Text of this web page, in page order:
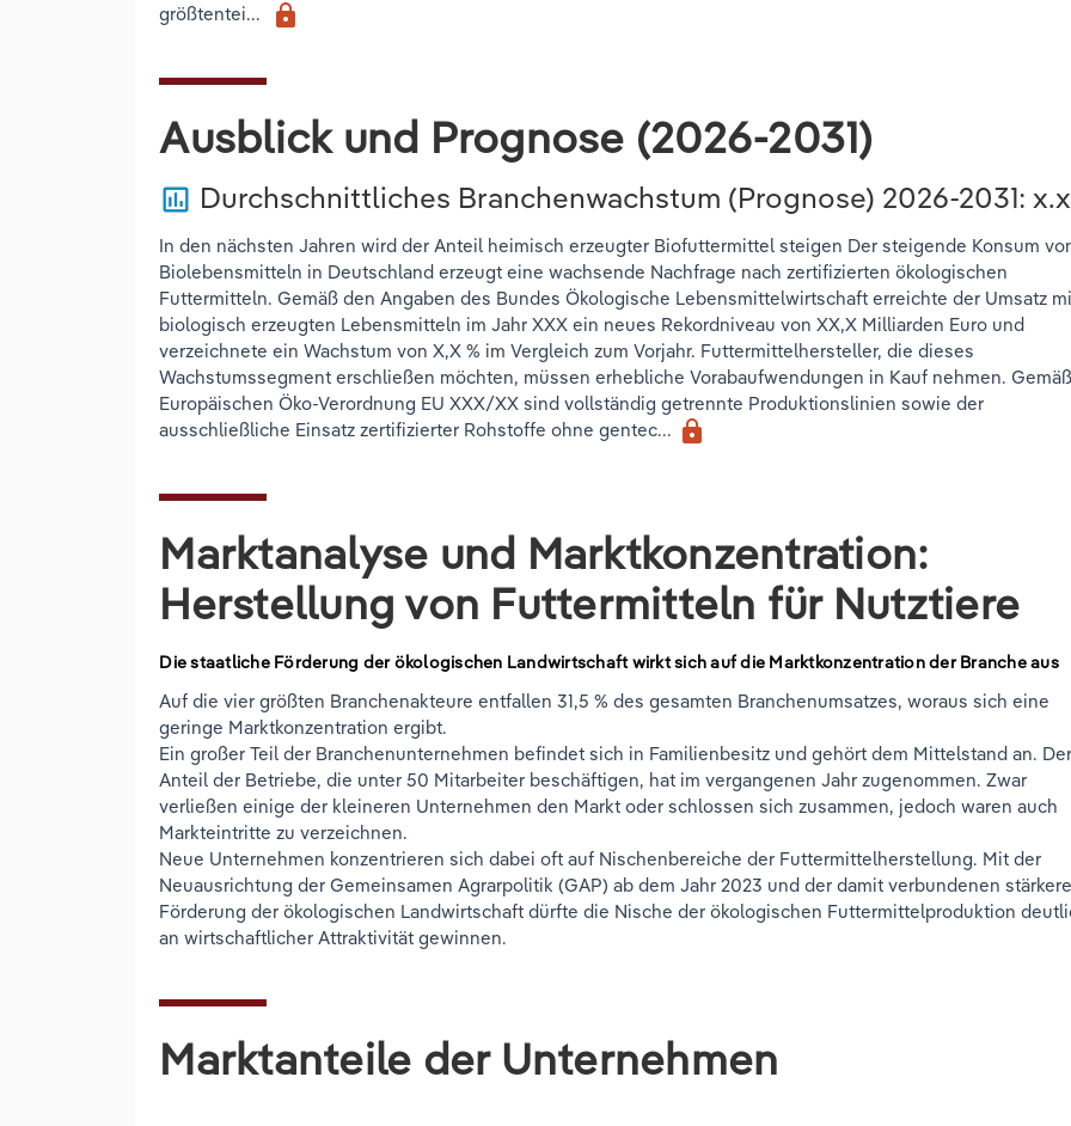
größtentei...
lock
Ausblick und Prognose (2026-2031)
poll Durchschnittliches Branchenwachstum (Prognose) 2026-2031: x.x
In den nächsten Jahren wird der Anteil heimisch erzeugter Biofuttermittel steigen Der steigende Konsum
Biolebensmitteln in Deutschland erzeugt eine wachsende Nachfrage nach zertifizierten ökologischen
Futtermitteln. Gemäß den Angaben des Bundes Ökologische Lebensmittelwirtschaft erreichte der Umsatz
biologisch erzeugten Lebensmitteln im Jahr XXX ein neues Rekordniveau von XX,X Milliarden Euro und
verzeichnete ein Wachstum von X,X % im Vergleich zum Vorjahr. Futtermittelhersteller, die dieses
Wachstumssegment erschließen möchten, müssen erhebliche Vorabaufwendungen in Kauf nehmen.
Europäischen Öko-Verordnung EU XXX/XX sind vollständig getrennte Produktionslinien sowie der
ausschließliche Einsatz zertifizierter Rohstoffe ohne gentec... lock
Marktanalyse und Marktkonzentration:
Herstellung von Futtermitteln für Nutztiere
Die staatliche Förderung der ökologischen Landwirtschaft wirkt sich auf die Marktkonzentration der Branche aus
Auf die vier größten Branchenakteure entfallen 31,5 % des gesamten Branchenumsatzes, woraus sich eine
geringe Marktkonzentration ergibt.
Ein großer Teil der Branchenunternehmen befindet sich in Familienbesitz und gehört dem Mittelstand an.
Anteil der Betriebe, die unter 50 Mitarbeiter beschäftigen, hat im vergangenen Jahr zugenommen. Zwar
verließen einige der kleineren Unternehmen den Markt oder schlossen sich zusammen, jedoch waren auch
Markteintritte zu verzeichnen.
Neue Unternehmen konzentrieren sich dabei oft auf Nischenbereiche der Futtermittelherstellung. Mit der
Neuausrichtung der Gemeinsamen Agrarpolitik (GAP) ab dem Jahr 2023 und der damit verbundenen
Förderung der ökologischen Landwirtschaft dürfte die Nische der ökologischen Futtermittelproduktion
an wirtschaftlicher Attraktivität gewinnen.
Marktanteile der Unternehmen